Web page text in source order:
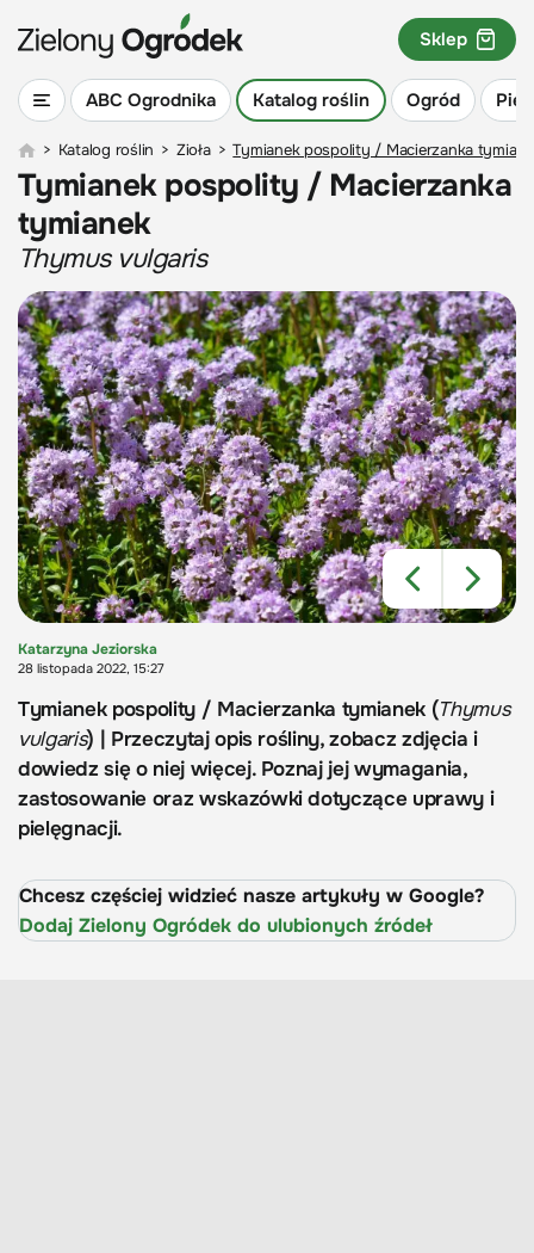
ABC Ogrodnika Katalog roślin Ogród
Sklep
> Katalog roślin > Zioła > Tymianek pospolity / Macierzanka
Tymianek pospolity / Macierzanka
tymianek
Thymus vulgaris
Katarzyna Jeziorska
28 listopada 2022, 15:27
Tymianek pospolity / Macierzanka tymianek (Thymus
vulgaris) | Przeczytaj opis rośliny, zobacz zdjęcia i
dowiedz się o niej więcej. Poznaj jej wymagania,
zastosowanie oraz wskazówki dotyczące uprawy i
pielęgnacji.
Chcesz częściej widzieć nasze artykuły w Google?
Dodaj Zielony Ogródek do ulubionych źródeł